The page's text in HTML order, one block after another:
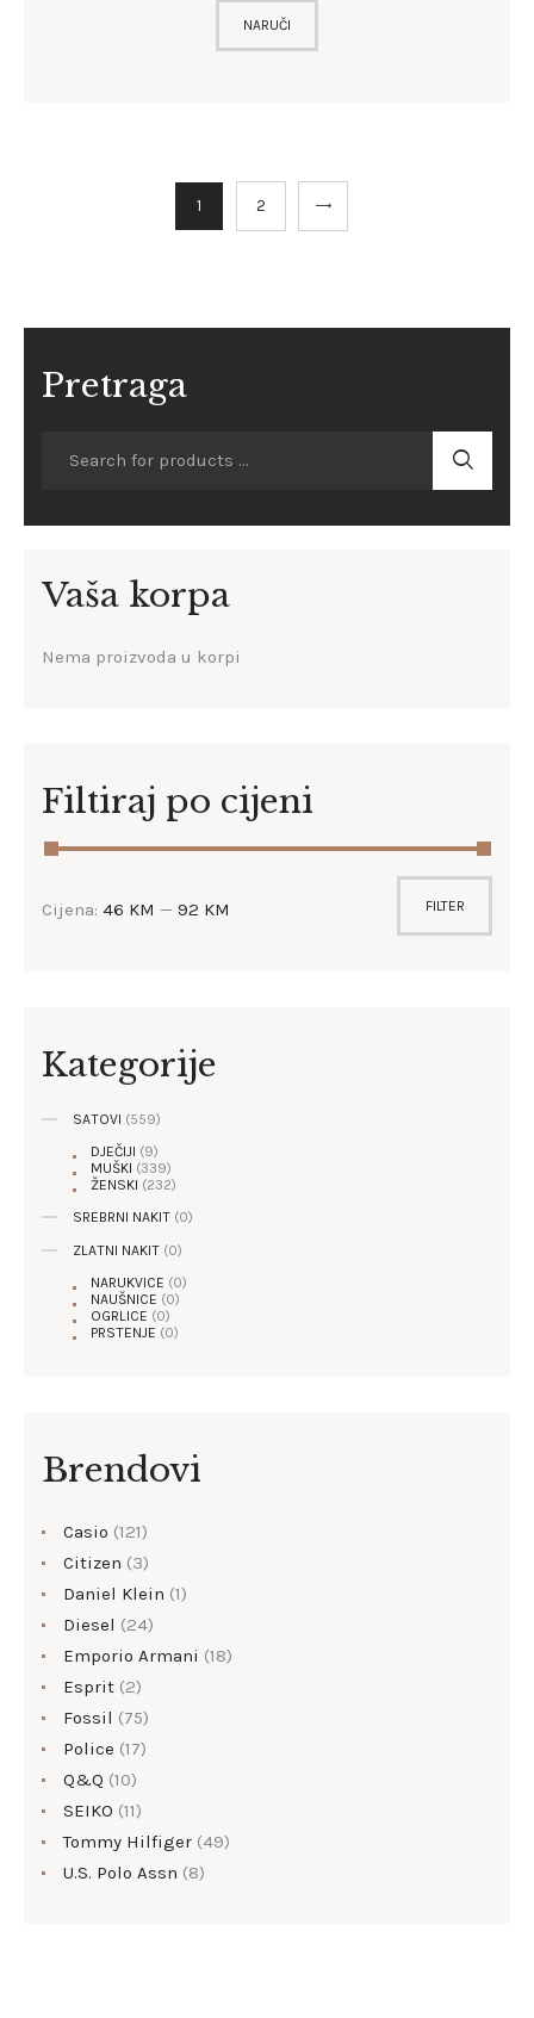
NARUČI
1 2
→
Pretraga
Vaša korpa
Nema proizvoda u korpi
Filtiraj po cijeni
FILTER
Cijena: 46 KM — 92 KM
Kategorije
SATOVI (559)
DJEČIJI (9)
MUŠKI (339)
ŽENSKI (232)
SREBRNI NAKIT (0)
ZLATNI NAKIT (0)
NARUKVICE (0)
NAUŠNICE (0)
OGRLICE (0)
PRSTENJE (0)
Brendovi
Casio (121)
Citizen (3)
Daniel Klein (1)
Diesel (24)
Emporio Armani (18)
Esprit (2)
Fossil (75)
Police (17)
Q&Q (10)
SEIKO (11)
Tommy Hilfiger (49)
U.S. Polo Assn (8)